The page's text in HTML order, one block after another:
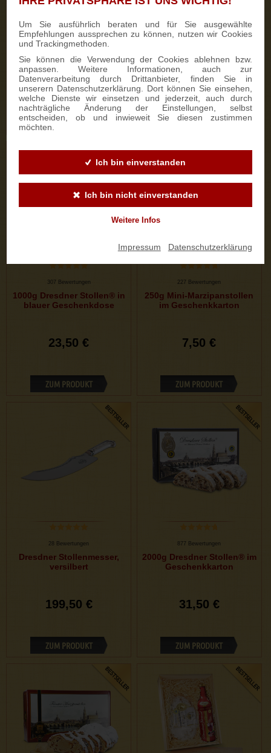
Um Sie ausführlich beraten und für Sie ausgewählte
Empfehlungen aussprechen zu können, nutzen wir Cookies
und Trackingmethoden.
Sie können die Verwendung der Cookies ablehnen bzw.
anpassen. Weitere Informationen, auch zur
Datenverarbeitung durch Drittanbieter, finden Sie in
unserern Datenschutzerklärung. Dort können Sie einsehen,
welche Dienste wir einsetzen und jederzeit, auch durch
nachträgliche Änderung der Einstellungen, selbst
entscheiden, ob und inwieweit Sie diesen zustimmen
möchten.
Ich bin einverstanden
Ich bin nicht einverstanden
Weitere Infos
Impressum Datenschutzerklärung
333 Bewertungen
700g Feinster Mohnstriezel
im Geschenkkarton
15,90 €
ZUM PRODUKT
187 Bewertungen
1000g Dresdner Stollen® in
25,50 €
ZUM PRODUKT
307 Bewertungen
1000g Dresdner Stollen® in
blauer Geschenkdose
23,50 €
ZUM PRODUKT
227 Bewertungen
250g Mini-Marzipanstollen
im Geschenkkarton
7,50 €
ZUM PRODUKT
28 Bewertungen
Dresdner Stollenmesser,
versilbert
199,50 €
ZUM PRODUKT
877 Bewertungen
2000g Dresdner Stollen® im
Geschenkkarton
31,50 €
ZUM PRODUKT